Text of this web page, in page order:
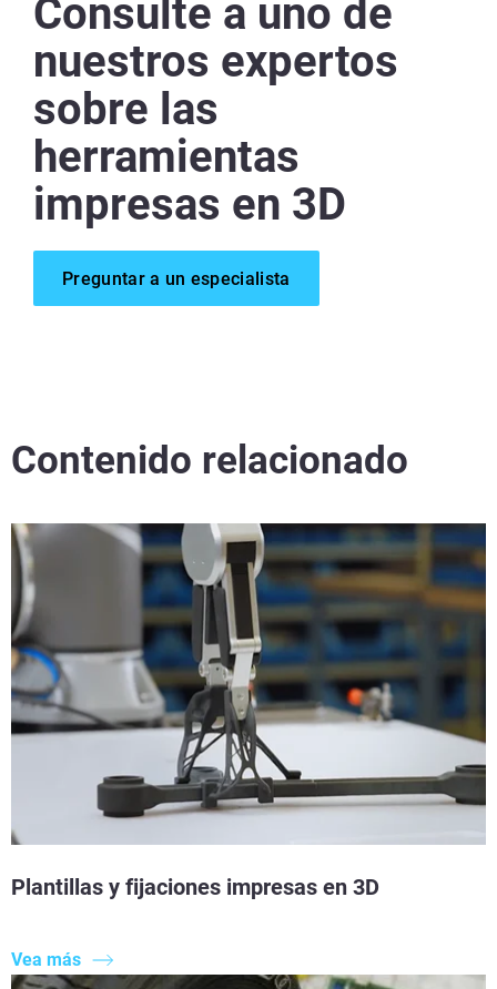
Consulte a uno de
nuestros expertos
sobre las
herramientas
impresas en 3D
Preguntar a un especialista
Contenido relacionado
Plantillas y fijaciones impresas en 3D
Vea más